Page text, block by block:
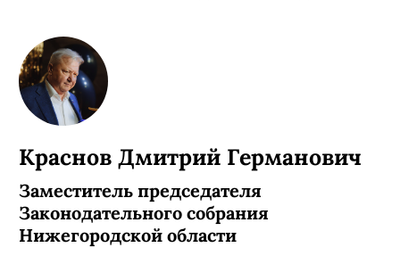
Краснов Дмитрий Германович
Заместитель председателя
Законодательного собрания
Нижегородской области